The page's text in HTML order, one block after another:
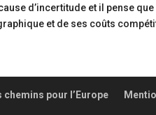
d’incertitude et il pense
et de ses coûts
chemins pour l’Europe